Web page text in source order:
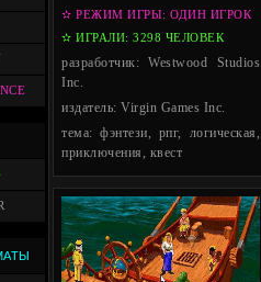
✫ РЕЖИМ ИГРЫ: ОДИН ИГРОК
✫ ИГРАЛИ: 3298 ЧЕЛОВЕК
разработчик: Westwood Studios
Inc.
издатель: Virgin Games Inc.
тема: фэнтези, рпг, логическая,
приключения, квест